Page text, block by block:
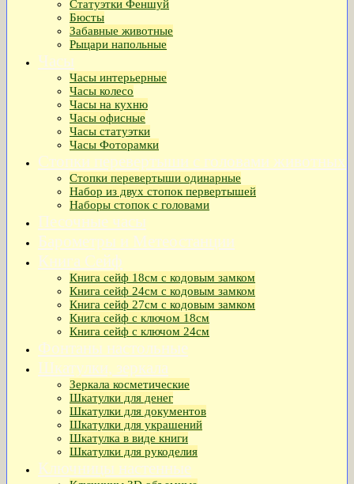
Статуэтки Феншуй
Бюсты
Забавные животные
Рыцари напольные
Часы
Часы интерьерные
Часы колесо
Часы на кухню
Часы офисные
Часы статуэтки
Часы Фоторамки
Стопки перевертыши с головами животных
Стопки перевертыши одинарные
Набор из двух стопок первертышей
Наборы стопок с головами
Песочные часы
Барометры и Метеостанции
Книга Сейф
Книга сейф 18см с кодовым замком
Книга сeйф 24см с кодовым замком
Книга сейф 27см с кодовым замком
Книга сейф с ключом 18см
Книга сейф с ключом 24см
Фонтаны настольные
Шкатулки, зеркала
Зеркала косметические
Шкатулки для денег
Шкатулки для документов
Шкатулки для украшений
Шкатулка в виде книги
Шкатулки для рукоделия
Ключницы настенные